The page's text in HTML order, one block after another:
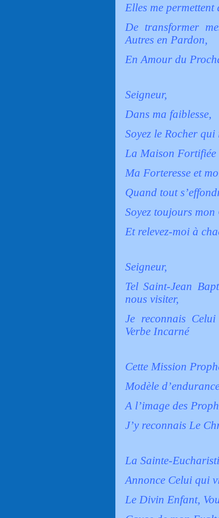
Elles me
De transformer
Autres en Pardon,
En Amour du
Seigneur,
Dans ma faiblesse,
Soyez le Rocher qui
La Maison Fortifiée
Ma Forteresse et
Quand tout
Soyez toujours mon
Et relevez-moi à
Seigneur,
Tel Saint-Jean
nous visiter,
Je reconnais
Verbe Incarné
Cette Mission
Modèle
A l’image des
J’y reconnais Le
La Sainte-
Annonce Celui qui
Le Divin Enfant,